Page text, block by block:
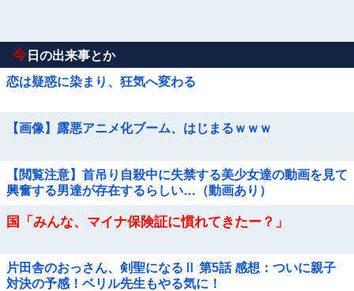
今 日の出来事とか
恋は疑惑に染まり、狂気へ変わる
【画像】露悪アニメ化ブーム、はじまるｗｗｗ
【閲覧注意】首吊り自殺中に失禁する美少女達の動画を見て
興奮する男達が存在するらしい…（動画あり）
国「みんな、マイナ保険証に慣れてきたー？」
片田舎のおっさん、剣聖になるⅡ 第5話 感想：ついに親子
対決の予感！ベリル先生もやる気に！